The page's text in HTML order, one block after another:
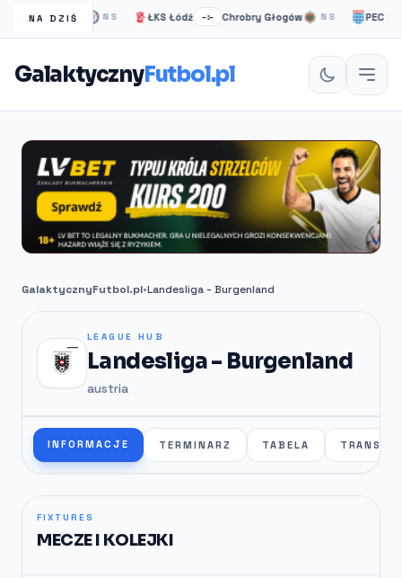
NA DZIŚ
Londyn NS ŁKS Łódź –:– Chrobry Głogów NS PEC Zwolle
GalaktycznyFutbol.pl
GalaktycznyFutbol.pl•Landesliga - Burgenland
LEAGUE HUB
Landesliga - Burgenland
austria
INFORMACJE TERMINARZ TABELA
FIXTURES
MECZE I KOLEJKI